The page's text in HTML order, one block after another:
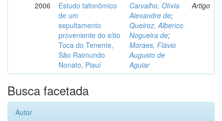
2006
Estudo tafonômico
de um
sepultamento
proveniente do sítio
Toca do Tenente,
São Raimundo
Nonato, Piauí
Carvalho, Olívia
Alexandre de;
Queiroz, Alberico
Nogueira de;
Moraes, Flávio
Augusto de
Aguiar
Artigo
Busca facetada
Autor